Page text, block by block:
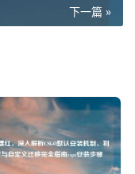
下一篇 »